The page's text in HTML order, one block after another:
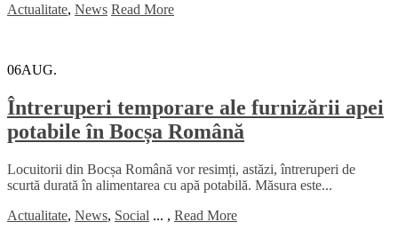
Actualitate, News Read More
06AUG.
Întreruperi temporare ale furnizării apei
potabile în Bocșa Română
Locuitorii din Bocșa Română vor resimți, astăzi, întreruperi de
scurtă durată în alimentarea cu apă potabilă. Măsura este...
Actualitate, News, Social ... , Read More